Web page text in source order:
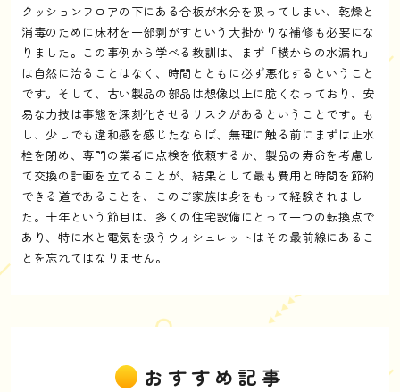
クッションフロアの下にある合板が水分を吸ってしまい、乾燥と
消毒のために床材を一部剥がすという大掛かりな補修も必要にな
りました。この事例から学べる教訓は、まず「横からの水漏れ」
は自然に治ることはなく、時間とともに必ず悪化するということ
です。そして、古い製品の部品は想像以上に脆くなっており、安
易な力技は事態を深刻化させるリスクがあるということです。も
し、少しでも違和感を感じたならば、無理に触る前にまずは止水
栓を閉め、専門の業者に点検を依頼するか、製品の寿命を考慮し
て交換の計画を立てることが、結果として最も費用と時間を節約
できる道であることを、このご家族は身をもって経験されまし
た。十年という節目は、多くの住宅設備にとって一つの転換点で
あり、特に水と電気を扱うウォシュレットはその最前線にあるこ
とを忘れてはなりません。
おすすめ記事